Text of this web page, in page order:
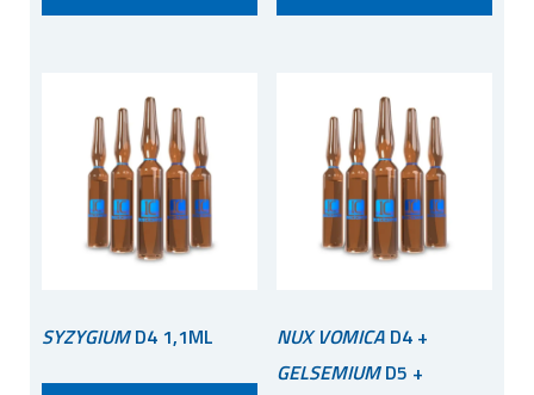
SYZYGIUMD4 1,1ML NUX VOMICAD4 +
GELSEMIUMD5 +